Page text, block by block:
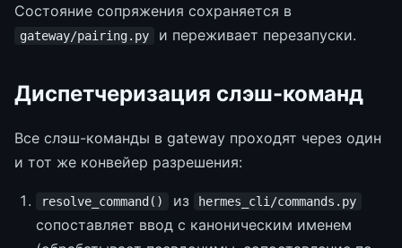
Состояние сопряжения сохраняется в
gateway/pairing.py и переживает перезапуски.
Диспетчеризация слэш-команд
Все слэш-команды в gateway проходят через один
и тот же конвейер разрешения:
resolve_command() из hermes_cli/commands.py
сопоставляет ввод с каноническим именем